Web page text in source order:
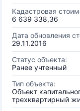
Кадастровая
6 639 338,36
Дата обновления
29.11.2016
Статус объекта:
Ранее учтенный
Тип объекта:
Объект
трехквартирный